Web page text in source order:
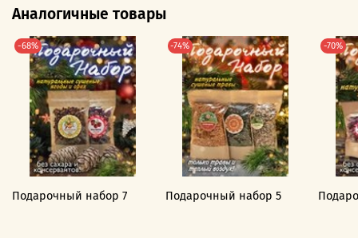
Аналогичные товары
-68%
Подарочный набор 7
-74%
Подарочный набор 5
-70%